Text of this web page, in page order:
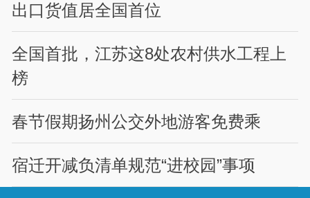
出口货值居全国首位
全国首批，江苏这8处农村供水工程上
榜
春节假期扬州公交外地游客免费乘
宿迁开减负清单规范“进校园”事项